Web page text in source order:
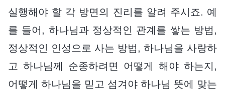
실행해야 할 각 방면의 진리를 알려 주시죠. 예
를 들어, 하나님과 정상적인 관계를 쌓는 방법,
정상적인 인성으로 사는 방법, 하나님을 사랑하
고 하나님께 순종하려면 어떻게 해야 하는지,
어떻게 하나님을 믿고 섬겨야 하나님 뜻에 맞는